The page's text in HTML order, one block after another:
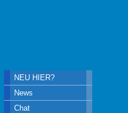
NEU HIER?
News
Chat